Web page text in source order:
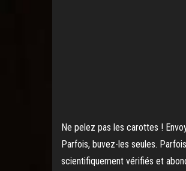
Ne pelez pas les carottes !
Parfois, buvez-les seules.
scientifiquement vérifiés et